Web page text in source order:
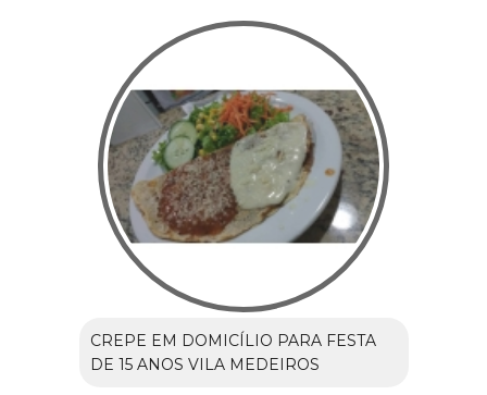
CREPE EM DOMICÍLIO PARA FESTA
DE 15 ANOS VILA MEDEIROS